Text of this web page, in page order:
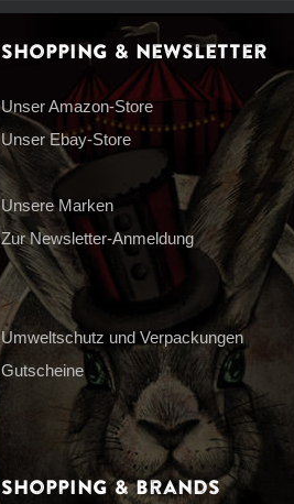
Shopping & Newsletter
Unser Amazon-Store
Unser Ebay-Store
Unsere Marken
Zur Newsletter-Anmeldung
Umweltschutz und Verpackungen
Gutscheine
Shopping & Brands